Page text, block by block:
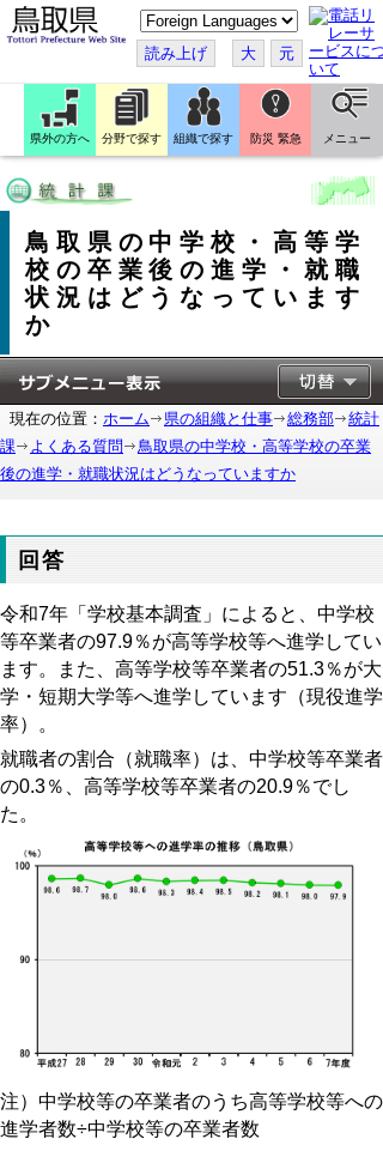
こ
の
ペ
ー
ジ
翻
訳
す
読み上げ 大 元
県外の方へ 分野で探す 組織で探す 防災 緊急 メニュー
鳥取県の中学校・高等学
校の卒業後の進学・就職
状況はどうなっています
か
現在の位置： ホーム 県の組織と仕事 総務部
統計
課
よくある質問
鳥取県の中学校・高等学校の卒業
後の進学・就職状況はどうなっていますか
回答
令和7年「学校基本調査」によると、中学校
等卒業者の97.9％が高等学校等へ進学してい
ます。また、高等学校等卒業者の51.3％が大
学・短期大学等へ進学しています（現役進学
率）。
就職者の割合（就職率）は、中学校等卒業者
の0.3％、高等学校等卒業者の20.9％でし
た。
注）中学校等の卒業者のうち高等学校等への
進学者数÷中学校等の卒業者数